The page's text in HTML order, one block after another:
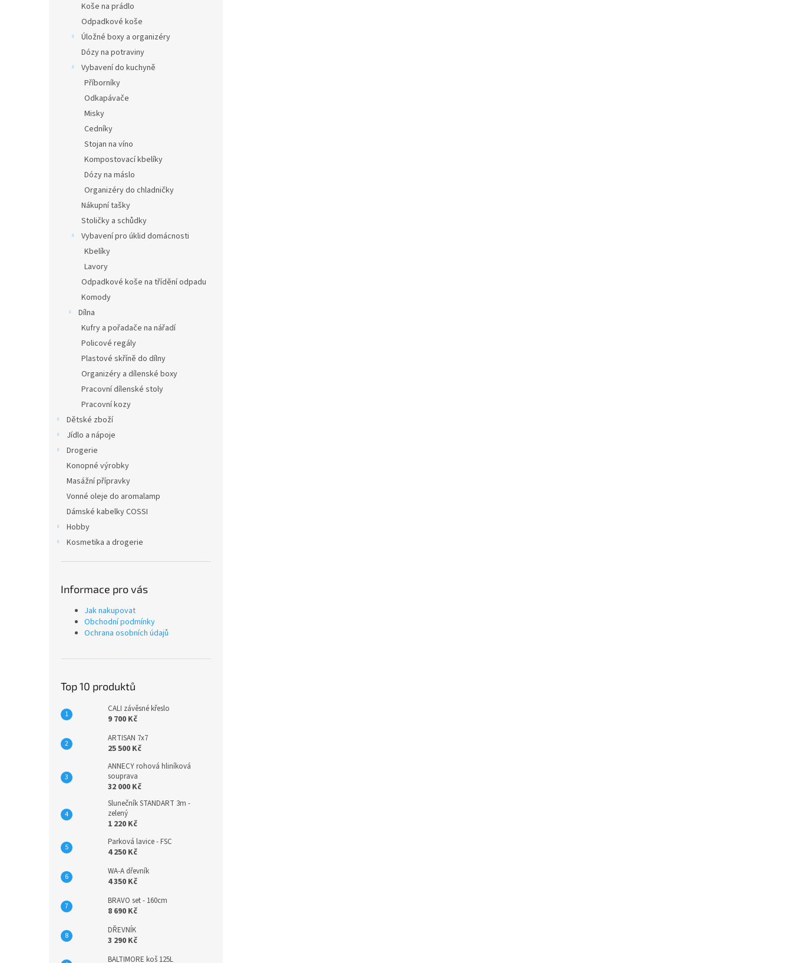
Koše na prádlo
Odpadkové koše
Úložné boxy a organizéry
Dózy na potraviny
Vybavení do kuchyně
Příborníky
Odkapávače
Misky
Cedníky
Stojan na víno
Kompostovací kbelíky
Dózy na máslo
Organizéry do chladničky
Nákupní tašky
Stoličky a schůdky
Vybavení pro úklid domácnosti
Kbelíky
Lavory
Odpadkové koše na třídění odpadu
Komody
Dílna
Kufry a pořadače na nářadí
Policové regály
Plastové skříně do dílny
Organizéry a dílenské boxy
Pracovní dílenské stoly
Pracovní kozy
Dětské zboží
Jídlo a nápoje
Drogerie
Konopné výrobky
Masážní přípravky
Vonné oleje do aromalamp
Dámské kabelky COSSI
Hobby
Kosmetika a drogerie
Informace pro vás
Jak nakupovat
Obchodní podmínky
Ochrana osobních údajů
Top 10 produktů
CALI závěsné křeslo
9 700 Kč
ARTISAN 7x7
25 500 Kč
ANNECY rohová hliníková
souprava
32 000 Kč
Slunečník STANDART 3m -
zelený
1 220 Kč
Parková lavice - FSC
4 250 Kč
WA-A dřevník
4 350 Kč
BRAVO set - 160cm
8 690 Kč
DŘEVNÍK
3 290 Kč
BALTIMORE koš 125L